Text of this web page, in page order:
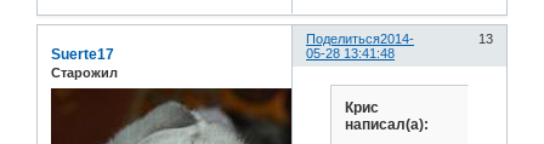
Поделиться 13
2014-
05-28 13:41:48
Suerte17
Старожил
Крис
написал(а):